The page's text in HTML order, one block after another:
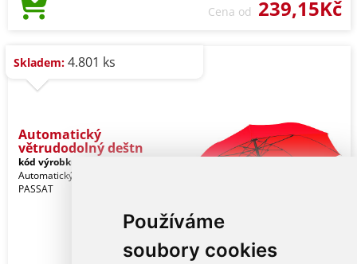
Používáme
soubory cookies
Cena od 239,15Kč
Skladem: 4.801 ks
Automatický
větrudodolný deštn
kód výrobku:
Automatický větrudodolný deštník
PASSAT